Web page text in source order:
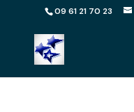
09 61 21 70 23